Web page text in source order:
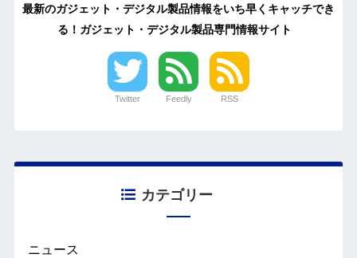
最新のガジェット・デジタル製品情報をいち早くキャッチでき
る！ガジェット・デジタル製品専門情報サイト
Twitter Feedly RSS
カテゴリー
ニュース